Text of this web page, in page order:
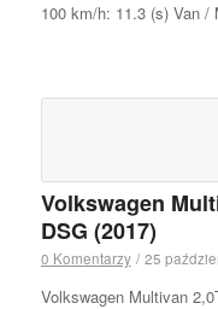
100 km/h: 11.3 (s) Van /
Volkswagen
DSG (2017)
0 Komentarzy / 25
Volkswagen Multivan